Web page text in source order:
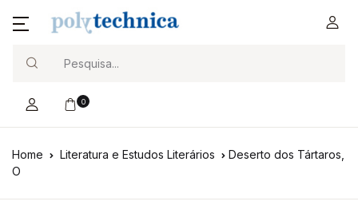
0
Home Literatura e Estudos Literários
Deserto dos Tártaros,
O